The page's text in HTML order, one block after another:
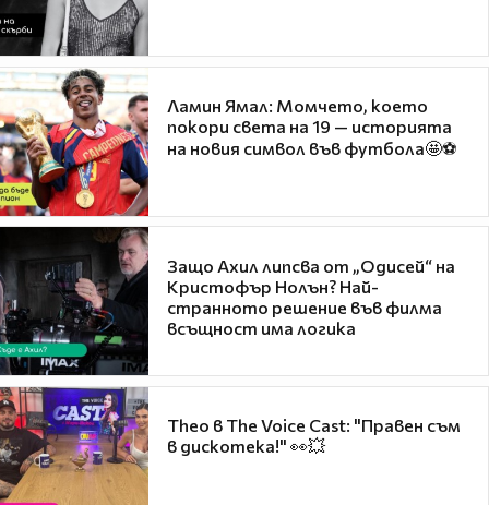
Ламин Ямал: Момчето, което
покори света на 19 — историята
на новия символ във футбола🤩⚽
Защо Ахил липсва от „Одисей“ на
Кристофър Нолън? Най-
странното решение във филма
всъщност има логика
Theo в The Voice Cast: "Правен съм
в дискотека!" 👀💥